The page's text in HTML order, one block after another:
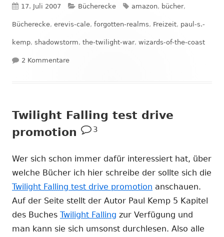
Veröffentlicht
am
17. Juli 2007 Kategorien
Bücherecke Schlagwörter
amazon, bücher,
Bücherecke, erevis-cale, forgotten-realms, Freizeit, paul-s.-
kemp, shadowstorm, the-twilight-war, wizards-of-the-coast
2 Kommentarezu Bücherecke #8: Shadowstorm
Twilight Falling test drive
promotion
3
Wer sich schon immer dafür interessiert hat, über
welche Bücher ich hier schreibe der sollte sich die
Twilight Falling test drive promotion anschauen.
Auf der Seite stellt der Autor Paul Kemp 5 Kapitel
des Buches Twilight Falling zur Verfügung und
man kann sie sich umsonst durchlesen. Also alle